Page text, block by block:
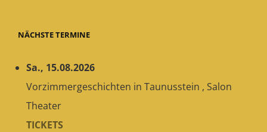
NÄCHSTE TERMINE
Sa., 15.08.2026
Vorzimmergeschichten in Taunusstein , Salon
Theater
TICKETS